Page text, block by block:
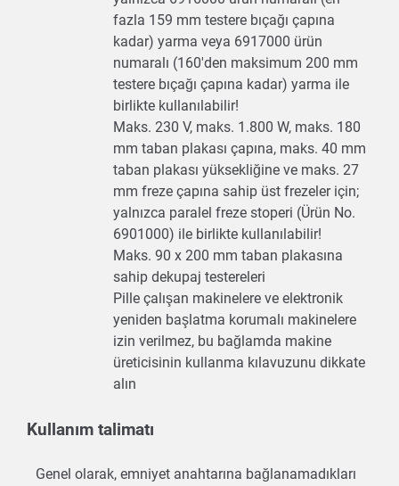
fazla 159 mm testere bıçağı çapına
kadar) yarma veya 6917000 ürün
numaralı (160'den maksimum 200 mm
testere bıçağı çapına kadar) yarma ile
birlikte kullanılabilir!
Maks. 230 V, maks. 1.800 W, maks. 180
mm taban plakası çapına, maks. 40 mm
taban plakası yüksekliğine ve maks. 27
mm freze çapına sahip üst frezeler için;
yalnızca paralel freze stoperi (Ürün No.
6901000) ile birlikte kullanılabilir!
Maks. 90 x 200 mm taban plakasına
sahip dekupaj testereleri
Pille çalışan makinelere ve elektronik
yeniden başlatma korumalı makinelere
izin verilmez, bu bağlamda makine
üreticisinin kullanma kılavuzunu dikkate
alın
Kullanım talimatı
Genel olarak, emniyet anahtarına bağlanamadıkları